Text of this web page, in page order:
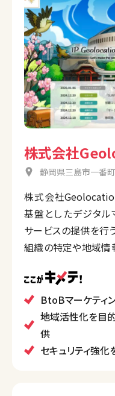
株式会社
静岡県三島市一番町
株式会社
基盤としたデジタル
サービスの提供を行
組織の特定や地域情
化やセキュリティ強
化のためのスタンプ
展開しています。
BtoBマーケティ
地域活性化を目
供
セキュリティ強